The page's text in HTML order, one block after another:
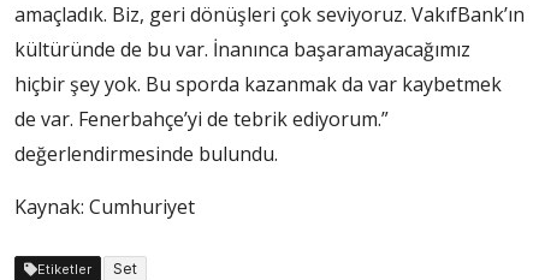
amaçladık. Biz, geri dönüşleri çok seviyoruz. VakıfBank’ın
kültüründe de bu var. İnanınca başaramayacağımız
hiçbir şey yok. Bu sporda kazanmak da var kaybetmek
de var. Fenerbahçe’yi de tebrik ediyorum.”
değerlendirmesinde bulundu.
Kaynak: Cumhuriyet
Etiketler Set